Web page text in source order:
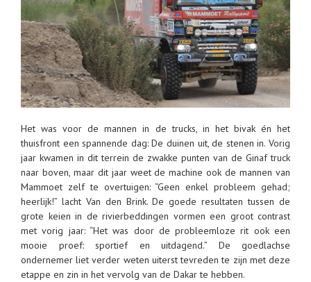
Het was voor de mannen in de trucks, in het bivak én het
thuisfront een spannende dag: De duinen uit, de stenen in. Vorig
jaar kwamen in dit terrein de zwakke punten van de Ginaf truck
naar boven, maar dit jaar weet de machine ook de mannen van
Mammoet zelf te overtuigen: “Geen enkel probleem gehad;
heerlijk!” lacht Van den Brink. De goede resultaten tussen de
grote keien in de rivierbeddingen vormen een groot contrast
met vorig jaar: “Het was door de probleemloze rit ook een
mooie proef: sportief en uitdagend.” De goedlachse
ondernemer liet verder weten uiterst tevreden te zijn met deze
etappe en zin in het vervolg van de Dakar te hebben.